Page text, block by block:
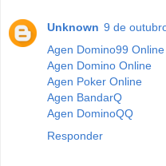
Unknown 9 de
Agen Domino99 Online
Agen Domino Online
Agen Poker Online
Agen BandarQ
Agen DominoQQ
Responder